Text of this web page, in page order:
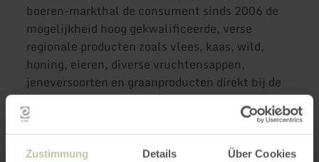
Zustimmung Details Über Cookies
boeren-markthal de consument sinds 2006 de
mogelijkheid hoog gekwalificeerde, verse
regionale producten zoals vlees, kaas, wild,
honing, eieren, diverse vruchtensappen,
jeneversoorten en graanproducten direkt bij de
producent in te kopen. De hal bevindt zich op
het terrein naast de "Kreissparkasse" tussen de
"Trierer Straße" en het "Bedaplein".